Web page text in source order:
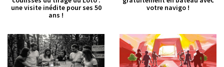
une visite inédite pour ses 50
ans !
votre navigo !